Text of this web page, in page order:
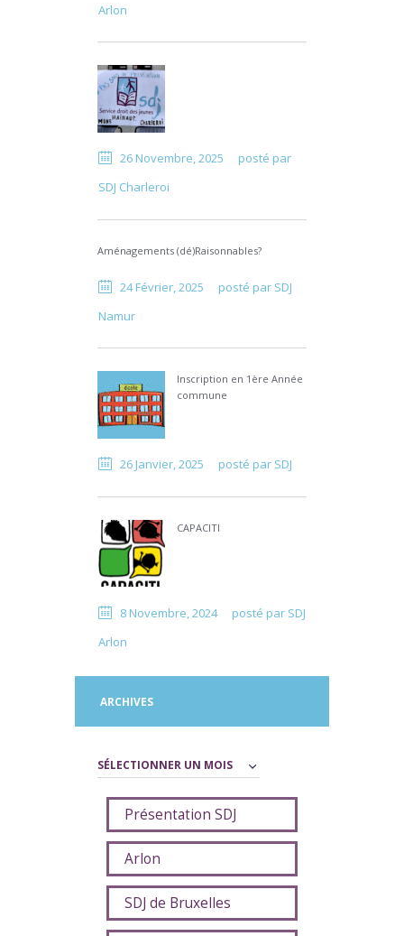
Arlon
26 Novembre, 2025
posté par
SDJ Charleroi
Aménagements (dé)Raisonnables?
24 Février, 2025 posté par SDJ
Namur
Inscription en 1ère Année
commune
26 Janvier, 2025 posté par SDJ
CAPACITI
8 Novembre, 2024 posté par SDJ
Arlon
ARCHIVES
Archives
Présentation SDJ
Arlon
SDJ de Bruxelles